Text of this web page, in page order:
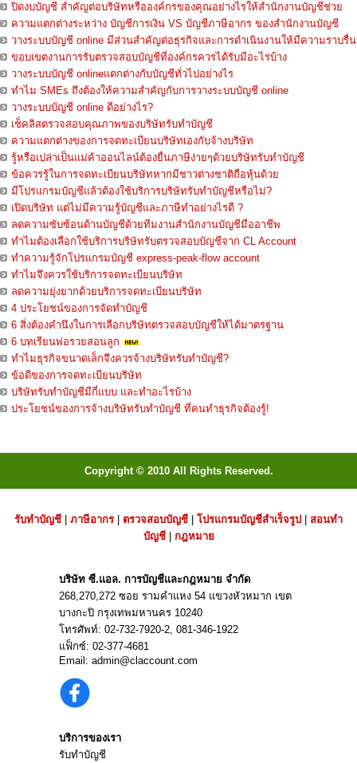
ปิดงบบัญชี สำคัญต่อบริษัทหรือองค์กรของคุณอย่างไรให้สำนักงานบัญชีช่วย
ความแตกต่างระหว่าง บัญชีการเงิน VS บัญชีภาษีอากร ของสำนักงานบัญชี
วางระบบบัญชี online มีส่วนสำคัญต่อธุรกิจและการดำเนินงานให้มีความราบรื่น
ขอบเขตงานการรับตรวจสอบบัญชีที่องค์กรควรได้รับมีอะไรบ้าง
วางระบบบัญชี onlineแตกต่างกับบัญชีทั่วไปอย่างไร
ทำไม SMEs ถึงต้องให้ความสำคัญกับการวางระบบบัญชี online
วางระบบบัญชี online ดีอย่างไร?
เช็คลิสตรวจสอบคุณภาพของบริษัทรับทำบัญชี
ความแตกต่างของการจดทะเบียนบริษัทเองกับจ้างบริษัท
รู้หรือเปล่าเป็นแม่ค้าออนไลน์ต้องยื่นภาษีง่ายๆด้วยบริษัทรับทำบัญชี
ข้อควรรู้ในการจดทะเบียนบริษัทหากมีชาวต่างชาติถือหุ้นด้วย
มีโปรแกรมบัญชีแล้วต้องใช้บริการบริษัทรับทำบัญชีหรือไม่?
เปิดบริษัท แต่ไม่มีความรู้บัญชีและภาษีทำอย่างไรดี ?
ลดความซับซ้อนด้านบัญชีด้วยทีมงานสำนักงานบัญชีมืออาชีพ
ทำไมต้องเลือกใช้บริการบริษัทรับตรวจสอบบัญชีจาก CL Account
ทำความรู้จักโปรแกรมบัญชี express-peak-flow account
ทำไมจึงควรใช้บริการจดทะเบียนบริษัท
ลดความยุ่งยากด้วยบริการจดทะเบียนบริษัท
4 ประโยชน์ของการจัดทำบัญชี
6 สิ่งต้องคำนึงในการเลือกบริษัทตรวจสอบบัญชีให้ได้มาตรฐาน
6 บทเรียนพ่อรวยสอนลูก
ทำไมธุรกิจขนาดเล็กจึงควรจ้างบริษัทรับทำบัญชี?
ข้อดีของการจดทะเบียนบริษัท
บริษัทรับทำบัญชีมีกี่แบบ และทำอะไรบ้าง
ประโยชน์ของการจ้างบริษัทรับทำบัญชี ที่คนทำธุรกิจต้องรู้!
Copyright © 2010 All Rights Reserved.
รับทำบัญชี ภาษีอากร ตรวจสอบบัญชี โปรแกรมบัญชีสำเร็จรูป
สอนทำ
บัญชี| กฎหมาย
บริษัท ซี.แอล. การบัญชีและกฎหมาย จำกัด
268,270,272 ซอย รามคำแหง 54 แขวงหัวหมาก เขต
บางกะปิ กรุงเทพมหานคร 10240
โทรศัพท์: 02-732-7920-2, 081-346-1922
แฟ็กซ์: 02-377-4681
Email: admin@claccount.com
บริการของเรา
รับทำบัญชี